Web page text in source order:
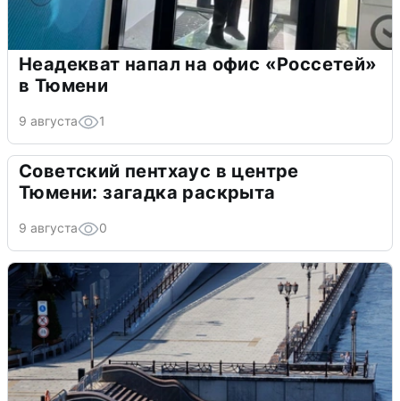
Неадекват напал на офис «Россетей»
в Тюмени
9 августа 1
Советский пентхаус в центре
Тюмени: загадка раскрыта
9 августа 0